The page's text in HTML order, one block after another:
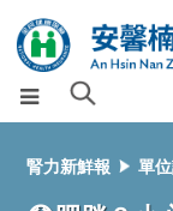
腎力新鮮報 單